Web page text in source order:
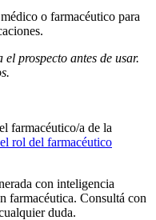
o farmacéutico para
prospecto antes de usar.
farmacéutico/a de la
rol del farmacéutico
con inteligencia
farmacéutica. Consultá con
duda.